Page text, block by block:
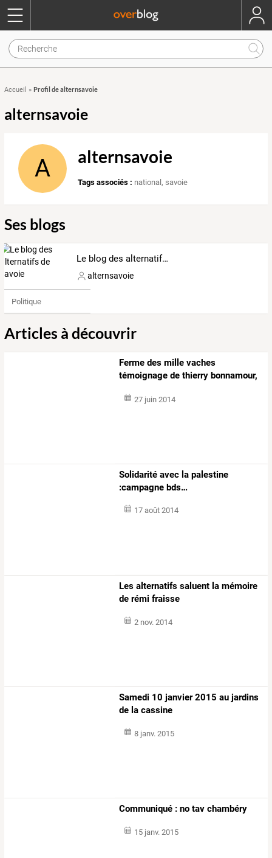
Accueil » Profil de alternsavoie
alternsavoie
A alternsavoie
Tags associés : national,savoie
Ses blogs
Le blog des alternatifs de savoie
alternsavoie
Politique
Articles à découvrir
Ferme des mille vaches
témoignage de thierry bonnamour,
27 juin 2014
Solidarité avec la palestine
:campagne bds…
17 août 2014
Les alternatifs saluent la mémoire
de rémi fraisse
2 nov. 2014
Samedi 10 janvier 2015 au jardins
de la cassine
8 janv. 2015
Communiqué : no tav chambéry
15 janv. 2015